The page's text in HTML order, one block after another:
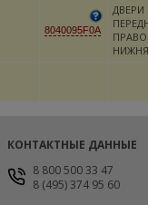
8040095F0A
ДВЕРИ
КОНТАКТНЫЕ ДАННЫЕ
8 800 500 33 47
8 (495) 374 95 60